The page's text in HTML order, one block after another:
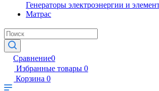
Генераторы электроэнергии и
Матрас
Сравнение0
Избранные товары 0
Корзина 0